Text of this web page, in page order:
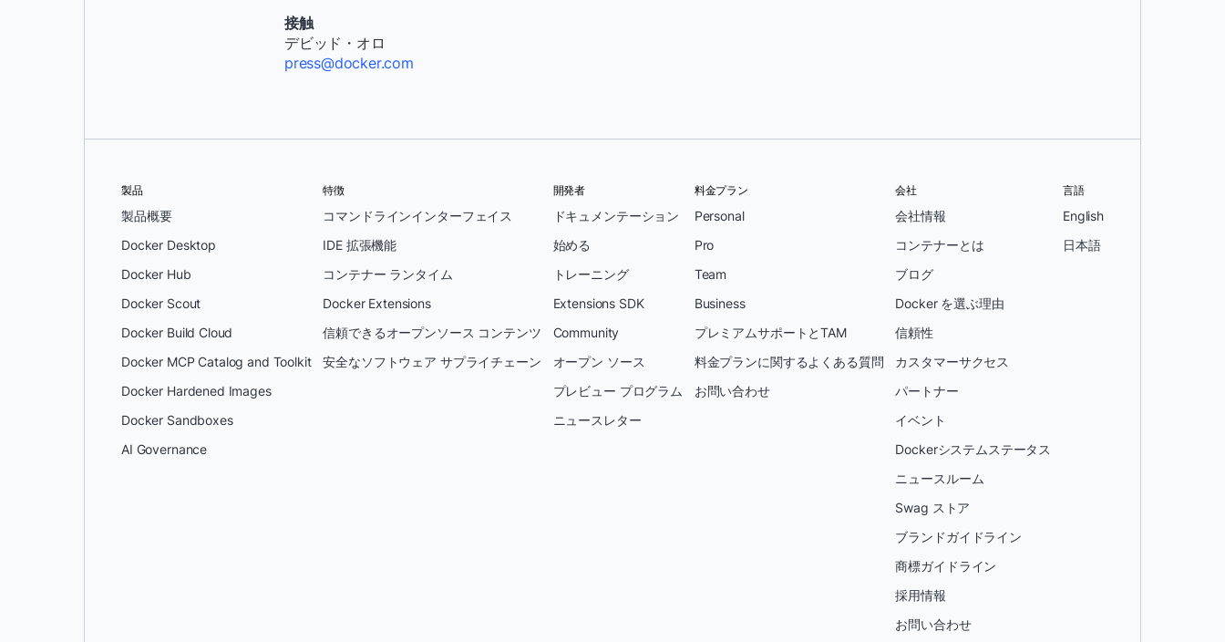
接触
デビッド・オロ
press@docker.com
製品
製品概要
Docker Desktop
Docker Hub
Docker Scout
Docker Build Cloud
Docker MCP Catalog and Toolkit
Docker Hardened Images
Docker Sandboxes
AI Governance
特徴
コマンドラインインターフェイス
IDE 拡張機能
コンテナー ランタイム
Docker Extensions
信頼できるオープンソース コンテンツ
安全なソフトウェア サプライチェーン
開発者
ドキュメンテーション
始める
トレーニング
Extensions SDK
Community
オープン ソース
プレビュー プログラム
ニュースレター
料金プラン
Personal
Pro
Team
Business
プレミアムサポートとTAM
料金プランに関するよくある質問
お問い合わせ
会社
会社情報
コンテナーとは
ブログ
Docker を選ぶ理由
信頼性
カスタマーサクセス
パートナー
イベント
Dockerシステムステータス
ニュースルーム
Swag ストア
ブランドガイドライン
商標ガイドライン
採用情報
お問い合わせ
言語
English
日本語